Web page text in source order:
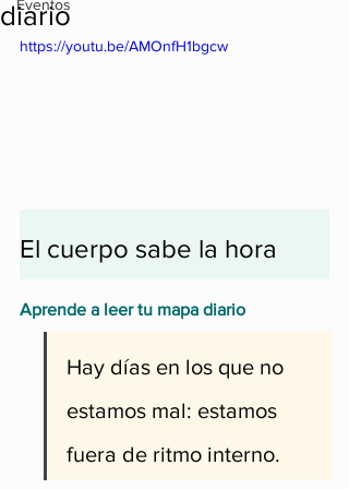
Eventos
diario
https://youtu.be/AMOnfH1bgcw
El cuerpo sabe la hora
Aprende a leer tu mapa diario
Hay días en los que no
estamos mal: estamos
fuera de ritmo interno.